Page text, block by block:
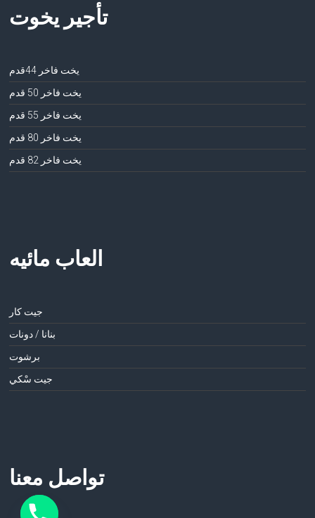
تأجير يخوت
يخت فاخر 44قدم
يخت فاخر 50 قدم
يخت فاخر 55 قدم
يخت فاخر 80 قدم
يخت فاخر 82 قدم
العاب مائيه
جيت كار
بنانا / دونات
برشوت
جيت سْكي
تواصل معنا